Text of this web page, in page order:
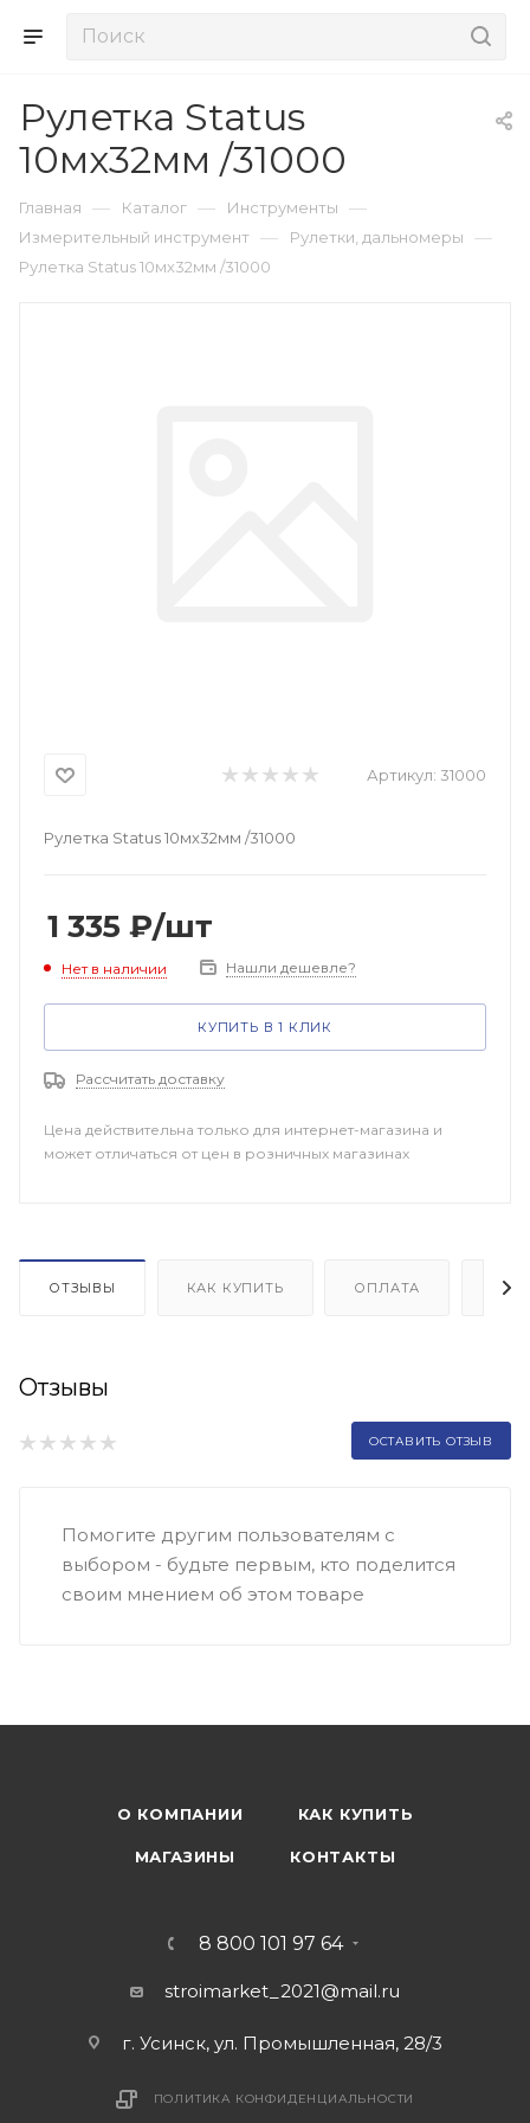
Рулетка Status
10мх32мм /31000
Главная — Каталог — Инструменты —
Измерительный инструмент — Рулетки, дальномеры —
Рулетка Status 10мх32мм /31000
Артикул: 31000
Рулетка Status 10мх32мм /31000
1 335 ₽/шт
Нет в наличии Нашли дешевле?
КУПИТЬ В 1 КЛИК
Рассчитать доставку
Цена действительна только для интернет-магазина и
может отличаться от цен в розничных магазинах
ОТЗЫВЫ КАК КУПИТЬ ОПЛАТА
Отзывы
ОСТАВИТЬ ОТЗЫВ
Помогите другим пользователям с
выбором - будьте первым, кто поделится
своим мнением об этом товаре
О КОМПАНИИ КАК КУПИТЬ
МАГАЗИНЫ КОНТАКТЫ
8 800 101 97 64
stroimarket_2021@mail.ru
г. Усинск, ул. Промышленная, 28/3
ПОЛИТИКА КОНФИДЕНЦИАЛЬНОСТИ